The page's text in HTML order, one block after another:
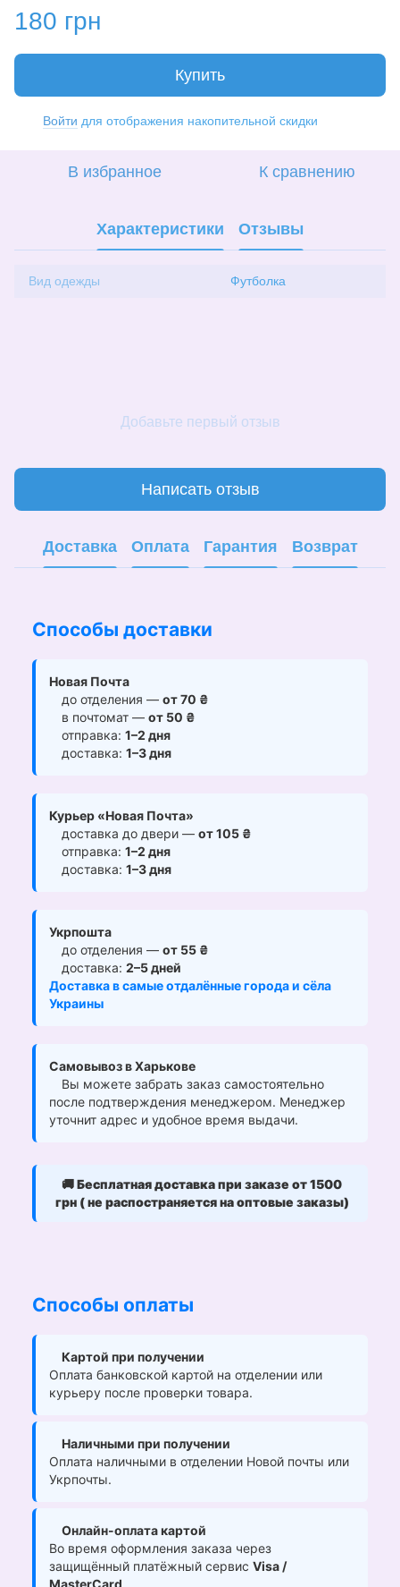
180 грн
Купить
Войти для отображения накопительной скидки
В избранное К сравнению
Характеристики Отзывы
Вид одежды Футболка
Добавьте первый отзыв
Написать отзыв
Доставка Оплата Гарантия Возврат
Способы доставки
Новая Почта
до отделения — от 70 ₴
в почтомат — от 50 ₴
отправка: 1–2 дня
доставка: 1–3 дня
Курьер «Новая Почта»
доставка до двери — от 105 ₴
отправка: 1–2 дня
доставка: 1–3 дня
Укрпошта
до отделения — от 55 ₴
доставка: 2–5 дней
Доставка в самые отдалённые города и сёла
Украины
Самовывоз в Харькове
Вы можете забрать заказ самостоятельно
после подтверждения менеджером. Менеджер
уточнит адрес и удобное время выдачи.
🚚Бесплатная доставка при заказе от 1500
грн ( не распостраняется на оптовые заказы)
Способы оплаты
Картой при получении
Оплата банковской картой на отделении или
курьеру после проверки товара.
Наличными при получении
Оплата наличными в отделении Новой почты или
Укрпочты.
Онлайн-оплата картой
Во время оформления заказа через
защищённый платёжный сервис Visa /